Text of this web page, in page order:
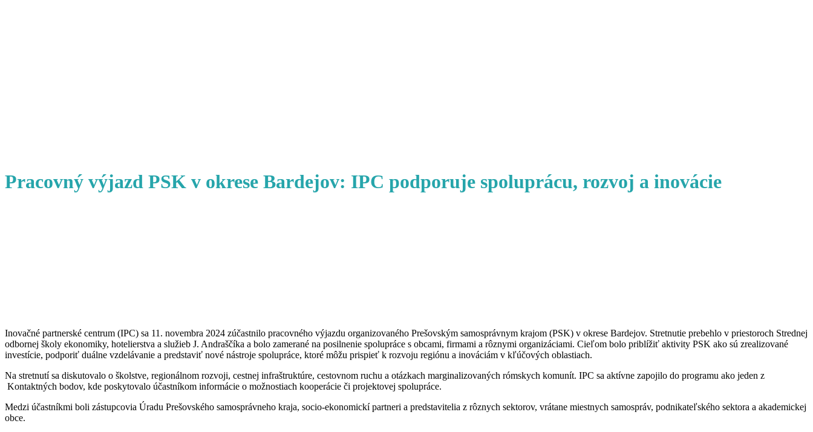
Pracovný výjazd PSK v okrese Bardejov: IPC podporuje spoluprácu, rozvoj a inovácie
Inovačné partnerské centrum (IPC) sa 11. novembra 2024 zúčastnilo pracovného výjazdu organizovaného Prešovským samosprávnym krajom (PSK) v okrese Bardejov. Stretnutie prebehlo v priestoroch Strednej
odbornej školy ekonomiky, hotelierstva a služieb J. Andraščíka a bolo zamerané na posilnenie spolupráce s obcami, firmami a rôznymi organizáciami. Cieľom bolo priblížiť aktivity PSK ako sú zrealizované
investície, podporiť duálne vzdelávanie a predstaviť nové nástroje spolupráce, ktoré môžu prispieť k rozvoju regiónu a inováciám v kľúčových oblastiach.
Na stretnutí sa diskutovalo o školstve, regionálnom rozvoji, cestnej infraštruktúre, cestovnom ruchu a otázkach marginalizovaných rómskych komunít. IPC sa aktívne zapojilo do programu ako jeden z
Kontaktných bodov, kde poskytovalo účastníkom informácie o možnostiach kooperácie či projektovej spolupráce.
Medzi účastníkmi boli zástupcovia Úradu Prešovského samosprávneho kraja, socio-ekonomickí partneri a predstavitelia z rôznych sektorov, vrátane miestnych samospráv, podnikateľského sektora a akademickej
obce.